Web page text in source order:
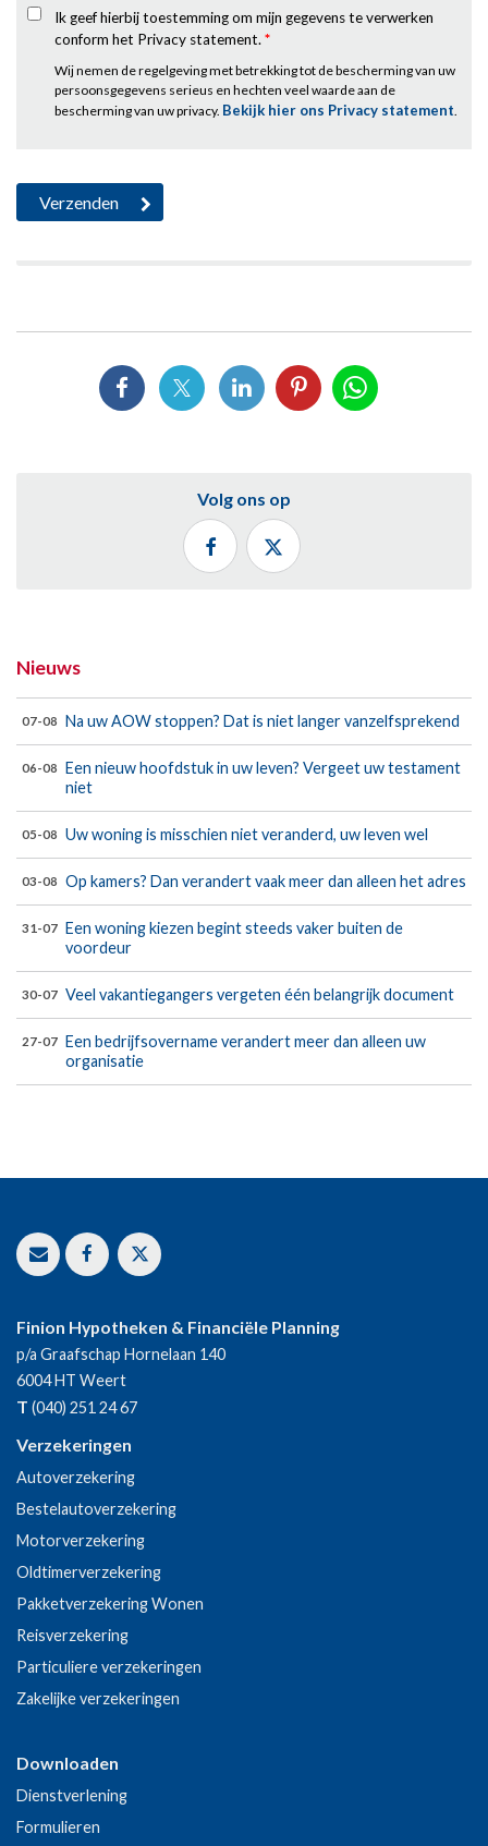
Ik geef hierbij toestemming om mijn gegevens te verwerken
conform het Privacy statement.*
Wij nemen de regelgeving met betrekking tot de bescherming van uw
persoonsgegevens serieus en hechten veel waarde aan de
bescherming van uw privacy. Bekijk hier ons Privacy statement.
Volg ons op
Nieuws
07-08 Na uw AOW stoppen? Dat is niet langer vanzelfsprekend
06-08
Een nieuw hoofdstuk in uw leven? Vergeet uw testament
niet
05-08 Uw woning is misschien niet veranderd, uw leven wel
03-08 Op kamers? Dan verandert vaak meer dan alleen het adres
31-07 Een woning kiezen begint steeds vaker buiten de
voordeur
30-07 Veel vakantiegangers vergeten één belangrijk document
27-07 Een bedrijfsovername verandert meer dan alleen uw
organisatie
Finion Hypotheken & Financiële Planning
p/a Graafschap Hornelaan 140
6004 HT Weert
T (040) 251 24 67
Verzekeringen
Autoverzekering
Bestelautoverzekering
Motorverzekering
Oldtimerverzekering
Pakketverzekering Wonen
Reisverzekering
Particuliere verzekeringen
Zakelijke verzekeringen
Downloaden
Dienstverlening
Formulieren